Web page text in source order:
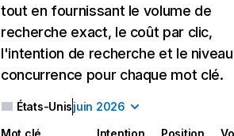
tout en fournissant le volume de
recherche exact, le coût par clic,
l'intention de recherche et le
concurrence pour chaque mot clé.
États-Unisjuin 2026